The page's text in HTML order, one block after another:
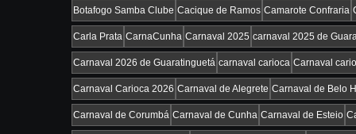
Botafogo Samba Clube Cacique de Ramos Camarote Confraria
Carla Prata CarnaCunha Carnaval 2025 carnaval 2025 de
Carnaval 2026 de Guaratinguetá carnaval carioca Carnaval
Carnaval Carioca 2026 Carnaval de Alegrete Carnaval de Belo
Carnaval de Corumbá Carnaval de Cunha Carnaval de Esteio